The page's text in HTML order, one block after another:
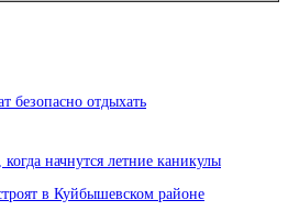
безопасно отдыхать
начнутся летние каникулы
в Куйбышевском районе